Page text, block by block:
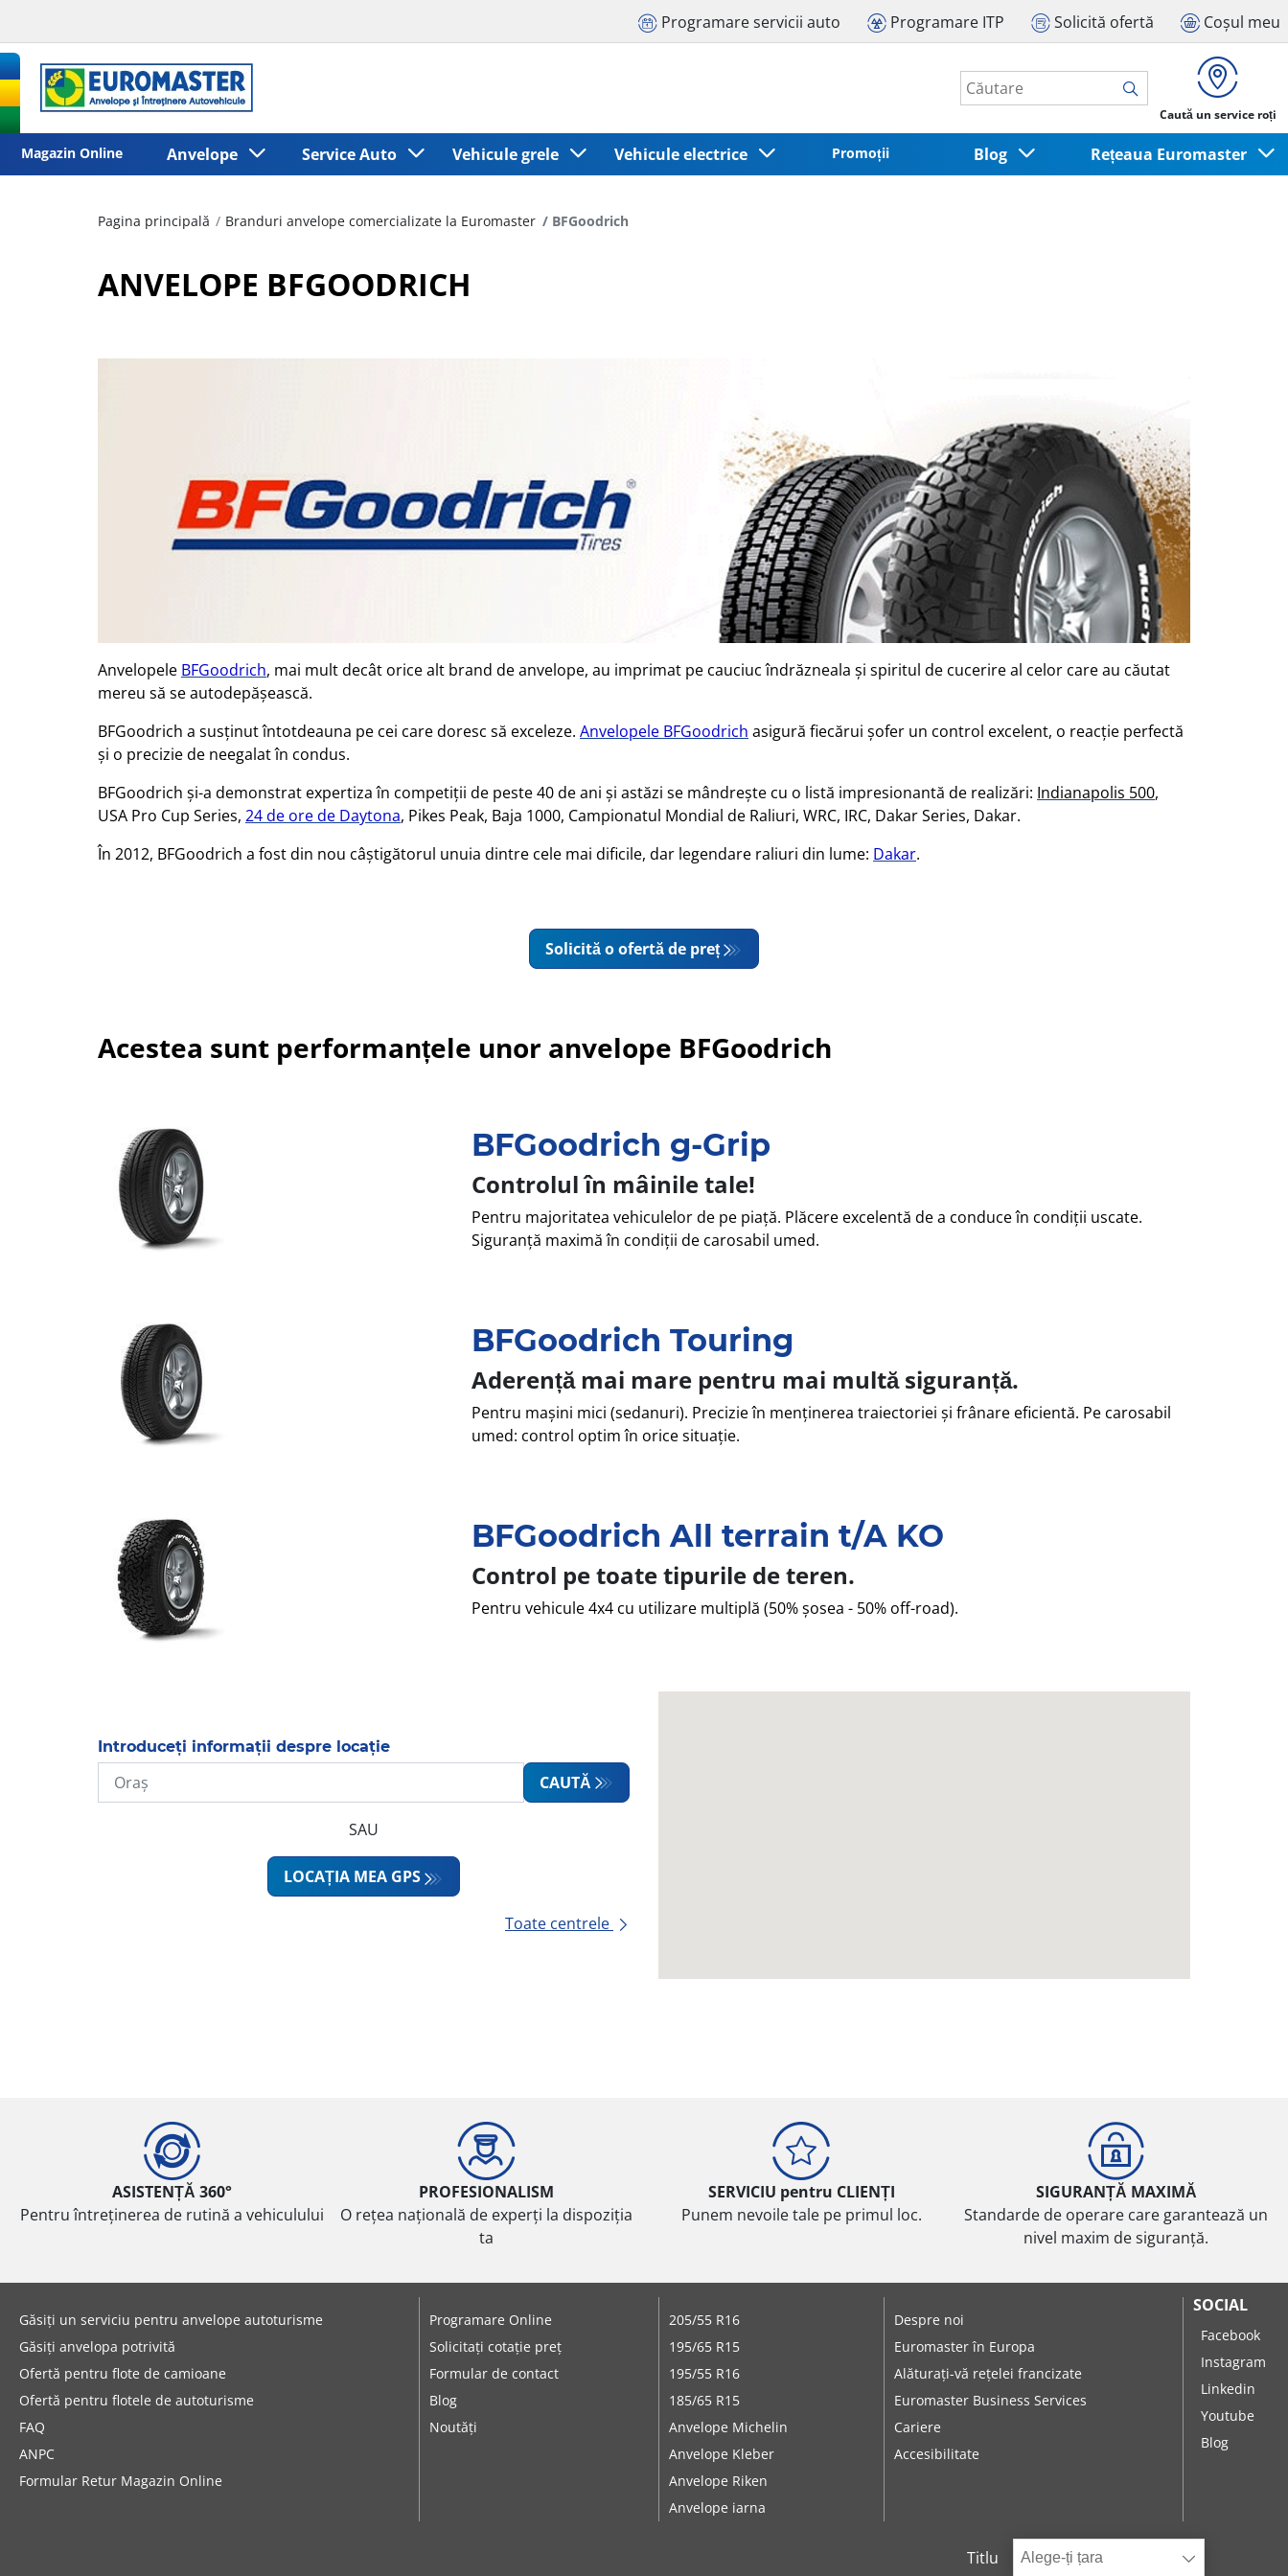
Programare servicii auto Programare ITP Solicită ofertă Coșul meu
Caută un service roți
Magazin Online Anvelope Service Auto Vehicule grele Vehicule electrice Promoții Blog Rețeaua Euromaster
Pagina principală Branduri anvelope comercializate la Euromaster BFGoodrich
ANVELOPE BFGOODRICH
Anvelopele BFGoodrich, mai mult decât orice alt brand de anvelope, au imprimat pe cauciuc îndrăzneala și spiritul de cucerire al celor care au căutat
mereu să se autodepășească.
BFGoodrich a susținut întotdeauna pe cei care doresc să exceleze. Anvelopele BFGoodrich asigură fiecărui șofer un control excelent, o reacție perfectă
și o precizie de neegalat în condus.
BFGoodrich și-a demonstrat expertiza în competiții de peste 40 de ani și astăzi se mândrește cu o listă impresionantă de realizări: Indianapolis 500,
USA Pro Cup Series, 24 de ore de Daytona, Pikes Peak, Baja 1000, Campionatul Mondial de Raliuri, WRC, IRC, Dakar Series, Dakar.
În 2012, BFGoodrich a fost din nou câștigătorul unuia dintre cele mai dificile, dar legendare raliuri din lume: Dakar.
Solicită o ofertă de preț
Acestea sunt performanțele unor anvelope BFGoodrich
BFGoodrich g-Grip
Controlul în mâinile tale!
Pentru majoritatea vehiculelor de pe piață. Plăcere excelentă de a conduce în condiții uscate.
Siguranță maximă în condiții de carosabil umed.
BFGoodrich Touring
Aderență mai mare pentru mai multă siguranță.
Pentru mașini mici (sedanuri). Precizie în menținerea traiectoriei și frânare eficientă. Pe carosabil
umed: control optim în orice situație.
BFGoodrich All terrain t/A KO
Control pe toate tipurile de teren.
Pentru vehicule 4x4 cu utilizare multiplă (50% șosea - 50% off-road).
Introduceți informații despre locație
CAUTĂ
SAU
LOCAȚIA MEA GPS
Toate centrele
ASISTENȚĂ 360°
Pentru întreținerea de rutină a vehiculului
PROFESIONALISM
O rețea națională de experți la dispoziția
ta
SERVICIU pentru CLIENȚI
Punem nevoile tale pe primul loc.
SIGURANȚĂ MAXIMĂ
Standarde de operare care garantează un
nivel maxim de siguranță.
Găsiți un serviciu pentru anvelope autoturisme
Găsiți anvelopa potrivită
Ofertă pentru flote de camioane
Ofertă pentru flotele de autoturisme
FAQ
ANPC
Formular Retur Magazin Online
Programare Online
Solicitați cotație preț
Formular de contact
Blog
Noutăți
205/55 R16
195/65 R15
195/55 R16
185/65 R15
Anvelope Michelin
Anvelope Kleber
Anvelope Riken
Anvelope iarna
Despre noi
Euromaster în Europa
Alăturați-vă rețelei francizate
Euromaster Business Services
Cariere
Accesibilitate
SOCIAL
Facebook
Instagram
Linkedin
Youtube
Blog
Titlu Alege-ți țara